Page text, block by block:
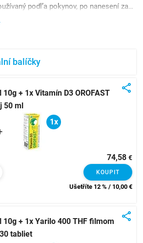
Ak je Strataderm® používaný podl’a pokynov, po nanesení zaschne a vytvorí silikónovú ochrannú vrstvu, ktorá pr ...
balíčky
+ 1x Vitamín D3 OROFAST
50 ml
1x
74,58 €
KOUPIT
Ušetříte 12 % / 10,00 €
+ 1x Yarilo 400 THF filmom
tabliet